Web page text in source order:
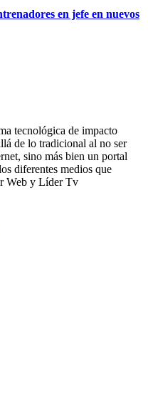
en jefe en nuevos
tecnológica de impacto
de lo tradicional al no ser
sino más bien un portal
diferentes medios que
Web y Líder Tv